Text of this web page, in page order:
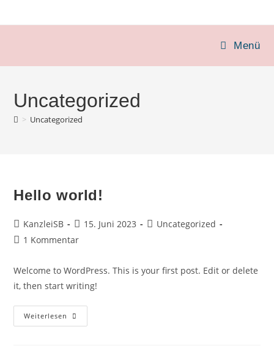
Inhalt
Menü
Uncategorized
> Uncategorized
Hello world!
Beitrags-
Autor:
KanzleiSB
Beitrag
veröffentlicht:
15. Juni 2023
Beitrags-
Uncategorized
Beitrags-
1 Kommentar
Welcome to WordPress. This is your first post. Edit or delete
it, then start writing!
Weiterlesen Hello
World!